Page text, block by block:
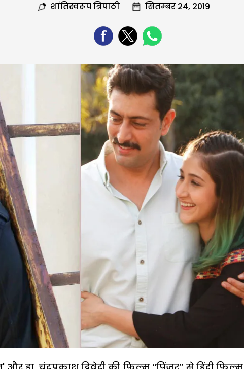
शांतिस्वरूप त्रिपाठी सितम्बर 24, 2019